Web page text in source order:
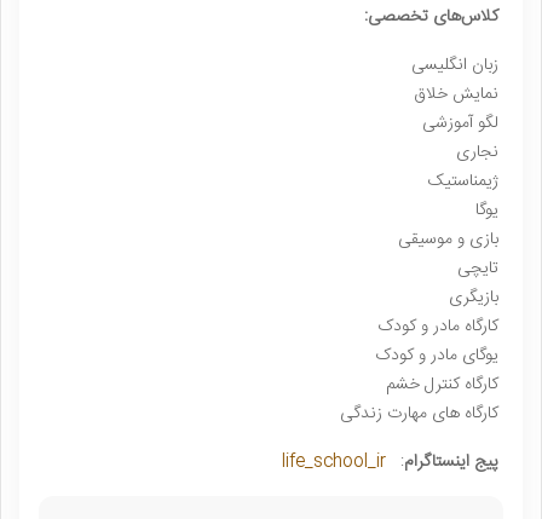
کلاس‌های تخصصی:
زبان انگلیسی
نمایش خلاق
لگو آموزشی
نجاری
ژیمناستیک
یوگا
بازی و موسیقی
تایچی
بازیگری
کارگاه مادر و کودک
یوگای مادر و کودک
کارگاه کنترل خشم
کارگاه های مهارت زندگی
پیج اینستاگرام:
life_school_ir